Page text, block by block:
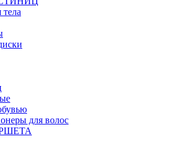
для волос